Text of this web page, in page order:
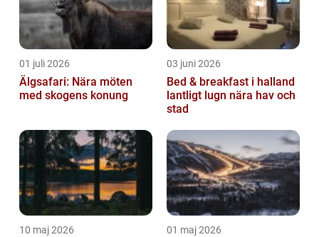
01 juli 2026
Älgsafari: Nära möten
med skogens konung
03 juni 2026
Bed & breakfast i halland
lantligt lugn nära hav och
stad
10 maj 2026 01 maj 2026